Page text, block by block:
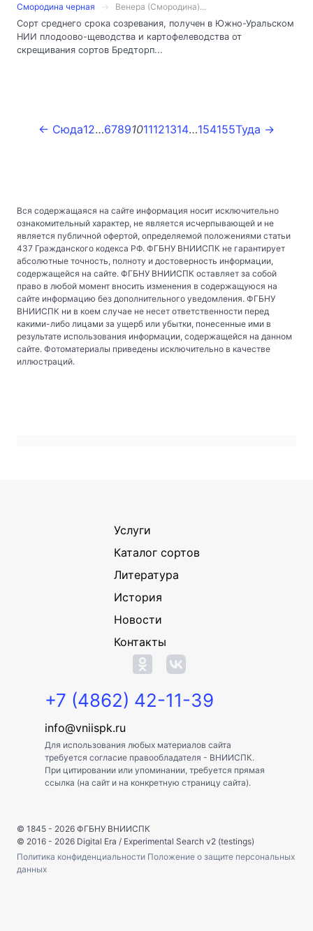
Смородина черная
Венера (Смородина)...
Сорт среднего срока созревания, получен в Южно-Уральском
НИИ плодоово-щеводства и картофелеводства от
скрещивания сортов Бредторп...
← Сюда12…67891011121314…154155Туда →
Вся содержащаяся на сайте информация носит исключительно
ознакомительный характер, не является исчерпывающей и не
является публичной офертой, определяемой положениями статьи
437 Гражданского кодекса РФ. ФГБНУ ВНИИСПК не гарантирует
абсолютные точность, полноту и достоверность информации,
содержащейся на сайте. ФГБНУ ВНИИСПК оставляет за собой
право в любой момент вносить изменения в содержащуюся на
сайте информацию без дополнительного уведомления. ФГБНУ
ВНИИСПК ни в коем случае не несет ответственности перед
какими-либо лицами за ущерб или убытки, понесенные ими в
результате использования информации, содержащейся на данном
сайте. Фотоматериалы приведены исключительно в качестве
иллюстраций.
Услуги
Каталог сортов
Литература
История
Новости
Контакты
+7 (4862) 42-11-39
info@vniispk.ru
Для использования любых материалов сайта
требуется согласие правообладателя - ВНИИСПК.
При цитировании или упоминании, требуется прямая
ссылка (на сайт и на конкретную страницу сайта).
© 1845 - 2026 ФГБНУ ВНИИСПК
© 2016 - 2026 Digital Era / Experimental Search v2 (testings)
Политика конфиденциальности Положение о защите персональных
данных